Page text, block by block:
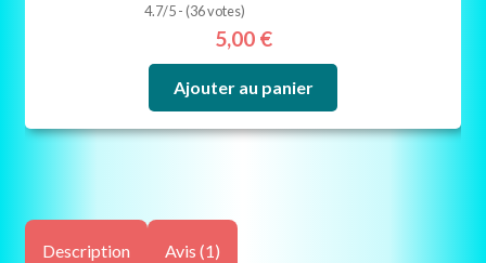
4.7/5 - (36 votes)
5,00 €
Ajouter au panier
Description Avis (1)